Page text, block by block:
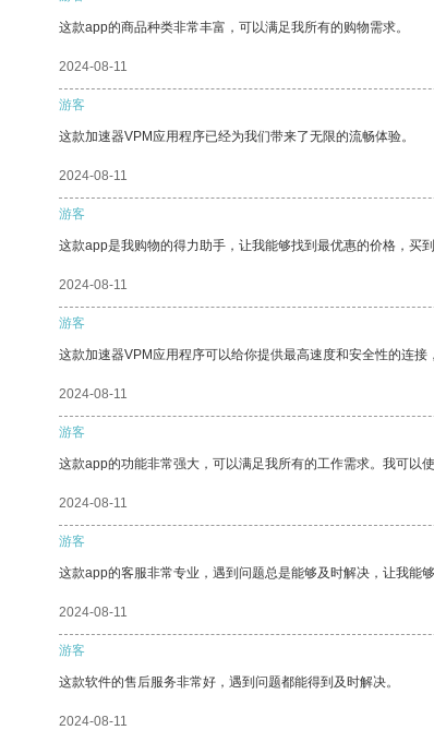
这款app的商品种类非常丰富，可以满足我所有的购物需求。
2024-08-11
游客
这款加速器VPM应用程序已经为我们带来了无限的流畅体验。
2024-08-11
游客
这款app是我购物的得力助手，让我能够找到最优惠的价格，买到
2024-08-11
游客
这款加速器VPM应用程序可以给你提供最高速度和安全性的连接
2024-08-11
游客
这款app的功能非常强大，可以满足我所有的工作需求。我可以
2024-08-11
游客
这款app的客服非常专业，遇到问题总是能够及时解决，让我能够
2024-08-11
游客
这款软件的售后服务非常好，遇到问题都能得到及时解决。
2024-08-11